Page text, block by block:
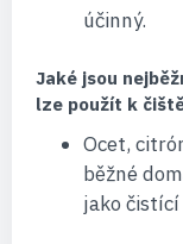
účinný.
Jaké jsou
lze použít k
Ocet,
běžné
jako